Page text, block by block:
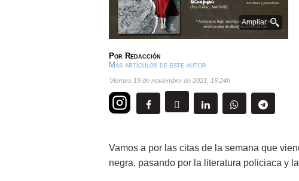
Ampliar
Por Redacción
Más artículos de este autor
viernes 19 de noviembre de 2021 15:24h
Vamos a por las citas de la semana que
negra, pasando por la literatura policiaca y